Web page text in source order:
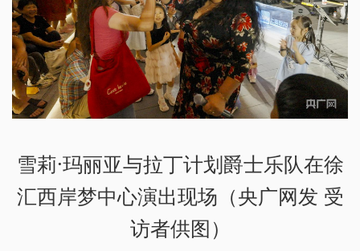
雪莉·玛丽亚与拉丁计划爵士乐队在徐
汇西岸梦中心演出现场（央广网发 受
访者供图）